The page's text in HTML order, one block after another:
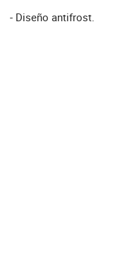
- Diseño antifrost.